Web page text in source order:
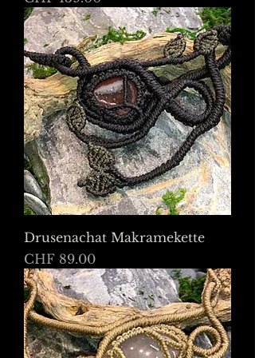
Drusenachat Makramekette
Preis
CHF 89.00